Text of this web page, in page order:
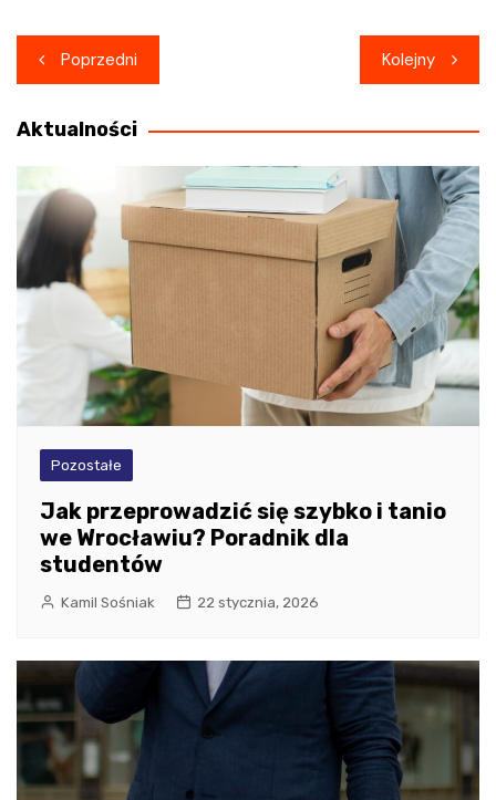
Nawigacja
wpisu
Poprzedni Kolejny
Aktualności
Pozostałe
Jak przeprowadzić się szybko i tanio
we Wrocławiu? Poradnik dla
studentów
Kamil Sośniak 22 stycznia, 2026